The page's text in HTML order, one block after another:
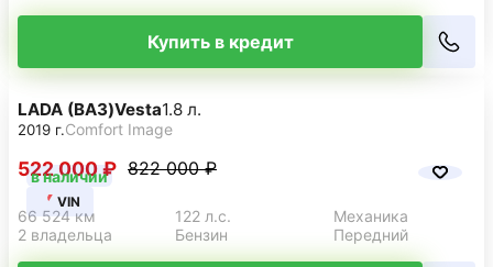
Купить в кредит
в наличии
VIN
LADA (ВАЗ)Vesta1.8 л.
2019 г.Comfort Image
522 000 ₽ 822 000 ₽
66 524 км 122 л.с.
Механика
2 владельца
Бензин Передний